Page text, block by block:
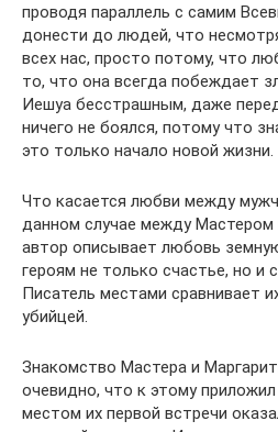
проводя параллель с самим
донести до людей, что
всех нас, просто потому, что
то, что она всегда побеждает
Иешуа бесстрашным, даже
ничего не боялся, потому что
это только начало новой жизни.
Что касается любви между
данном случае между Мастером
автор описывает любовь
героям не только счастье, но и
Писатель местами сравнивает
убийцей.
Знакомство Мастера и
очевидно, что к этому
местом их первой встречи